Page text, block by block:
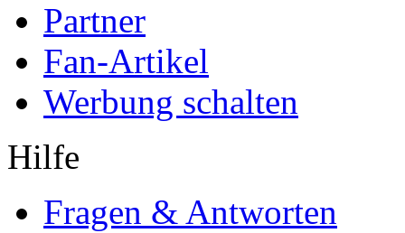
Partner
Fan-Artikel
Werbung schalten
Hilfe
Fragen & Antworten